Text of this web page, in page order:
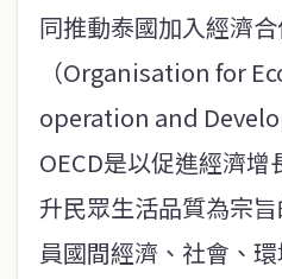
同推動泰國加入經濟
（Organisation for
operation and
OECD是以促進經濟
升民眾生活品質為宗
員國間經濟、社會、